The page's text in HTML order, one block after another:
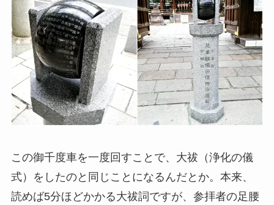
この御千度車を一度回すことで、大祓（浄化の儀
式）をしたのと同じことになるんだとか。本来、
読めば5分ほどかかる大祓詞ですが、参拝者の足腰